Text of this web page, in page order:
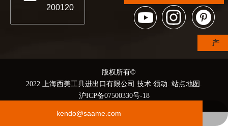
021 68139666-1210
kendo@saame.com
200120
产
© 版权所有©
2022 上海西美工具进出口有限公司 技术 领动 站点地图
沪ICP备07500330号-18